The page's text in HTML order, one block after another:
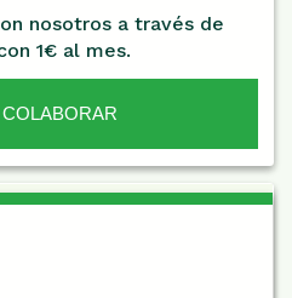
nosotros a través de
1€ al mes.